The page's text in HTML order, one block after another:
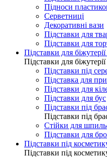
Підноси
Серветниці
Декоративні вази
Підставки для
Підставки для
Підставки для
Підставки для
Підставки під
Підставка для
Підставки для
Підставки для бус
Підставки під
Підставки під
Стійки для
Підставки для
Підставки під
Підставки під